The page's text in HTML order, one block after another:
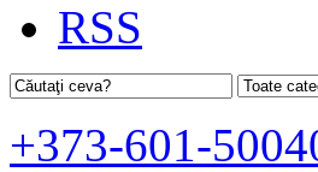
RSS
+373-601-